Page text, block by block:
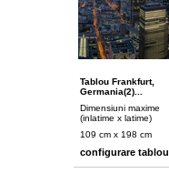
Tablou Frankfurt,
Germania(2)...
Dimensiuni maxime
(inlatime x latime)
109 cm x 198 cm
configurare tablou